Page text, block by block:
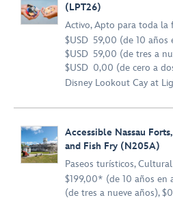
(LPT26)
Activo,Apto para toda la
$USD 59,00 (de 10 años
$USD 59,00 (de tres a
$USD 0,00 (de cero a
Disney Lookout Cay at
Accessible Nassau
and Fish Fry (N205A)
Paseos turísticos,Cultural
$199,00* (de 10 años en
(de tres a nueve años),